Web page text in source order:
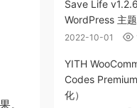
。
Save Life
WordPress 主题
2022-10-01
YITH
Codes
化）